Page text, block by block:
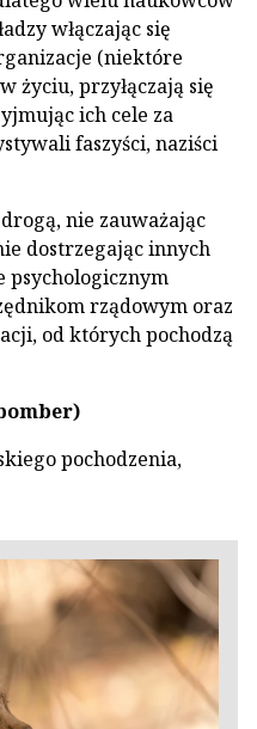
włączając się
(niektóre
życiu, przyłączają się
ich cele za
faszyści, naziści
nie zauważając
dostrzegając innych
psychologicznym
rządowym oraz
od których pochodzą
pochodzenia,